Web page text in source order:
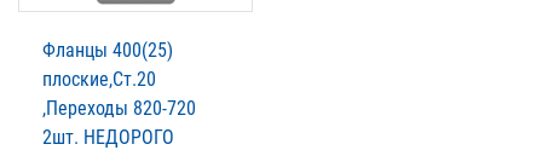
Фланцы 400(25)
плоские,Ст.20
,Переходы 820-720
2шт. НЕДОРОГО